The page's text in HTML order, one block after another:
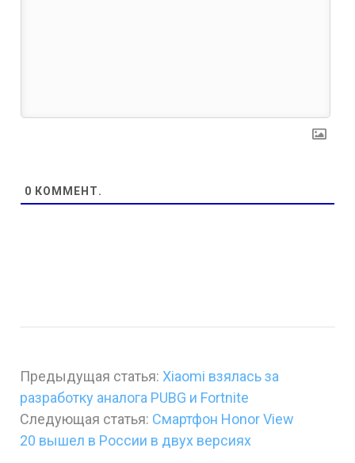
0 КОММЕНТ.
Предыдущая статья: Xiaomi взялась за
разработку аналога PUBG и Fortnite
Следующая статья: Смартфон Honor View
20 вышел в России в двух версиях